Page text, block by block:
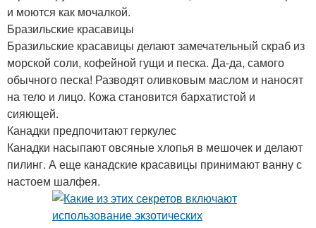
и моются как мочалкой.
Бразильские красавицы
Бразильские красавицы делают замечательный скраб из
морской соли, кофейной гущи и песка. Да-да, самого
обычного песка! Разводят оливковым маслом и наносят
на тело и лицо. Кожа становится бархатистой и
сияющей.
Канадки предпочитают геркулес
Канадки насыпают овсяные хлопья в мешочек и делают
пилинг. А еще канадские красавицы принимают ванну с
настоем шалфея.